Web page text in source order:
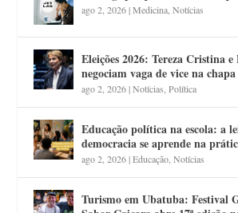
ago 2, 2026|Medicina ,Notícias
Eleições 2026: Tereza Cristina
negociam vaga de vice na chapa
ago 2, 2026|Notícias ,Política
Educação política na escola: a
democracia se aprende na
ago 2, 2026|Educação ,Notícias
Turismo em Ubatuba: Festival